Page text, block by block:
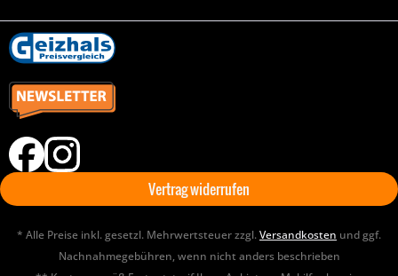
Vertrag widerrufen
* Alle Preise inkl. gesetzl. Mehrwertsteuer zzgl.Versandkosten und ggf.
Nachnahmegebühren, wenn nicht anders beschrieben